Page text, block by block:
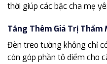
thời giúp các bậc cha mẹ
Tăng Thêm Giá Trị Thẩm
Đèn treo tường không chỉ
còn góp phần tô điểm cho